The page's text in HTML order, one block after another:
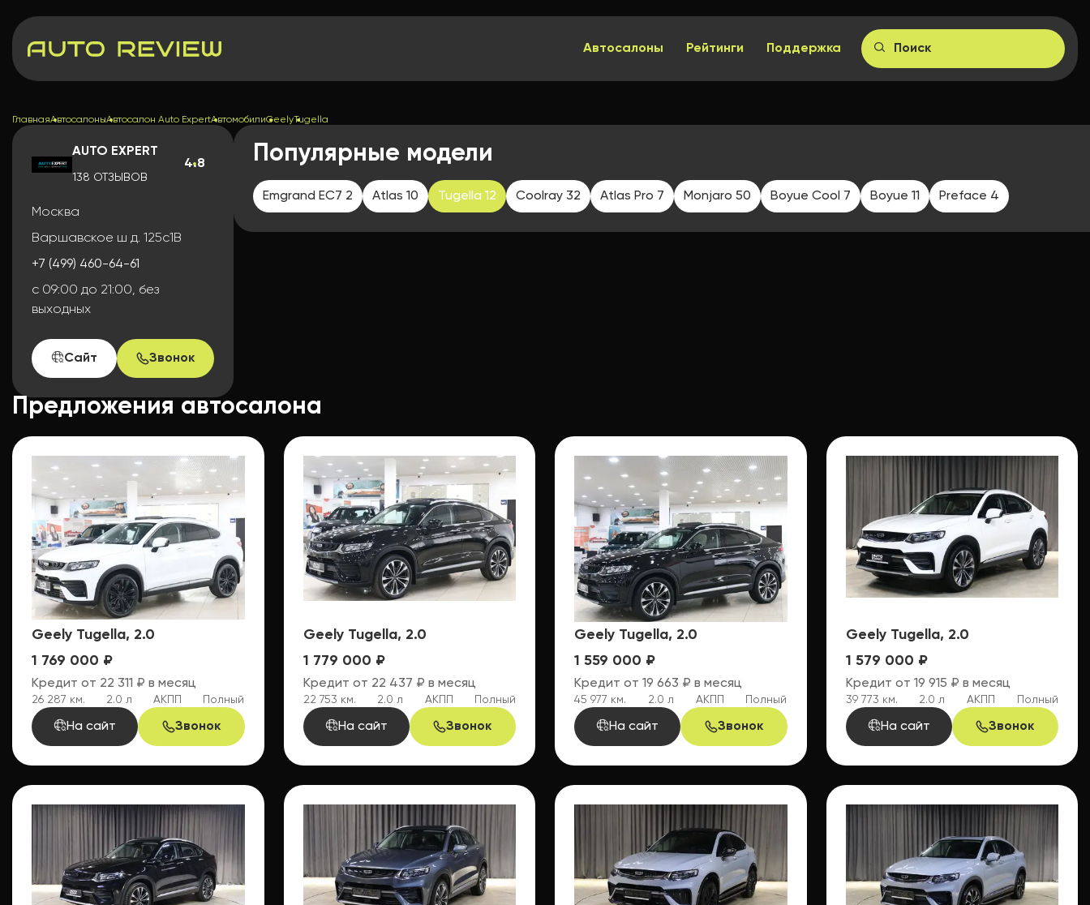
Автосалоны Рейтинги Поддержка
ГлавнаяАвтосалоныАвтосалон Auto ExpertАвтомобилиGeelyTugella
AUTO EXPERT
138 ОТЗЫВОВ
4.8
Москва
Варшавское ш д. 125с1В
+7 (499) 460-64-61
с 09:00 до 21:00, без
выходных
Сайт Звонок
Популярные модели
Emgrand EC7 2 Atlas 10 Tugella 12 Coolray 32 Atlas Pro 7 Monjaro 50 Boyue Cool 7 Boyue 11 Preface 4
Предложения автосалона
Geely Tugella, 2.0
1 769 000 ₽
Кредит от 22 311 ₽ в месяц
26 287 км. 2.0 л АКПП Полный
На сайт Звонок
Geely Tugella, 2.0
1 779 000 ₽
Кредит от 22 437 ₽ в месяц
22 753 км. 2.0 л АКПП Полный
На сайт Звонок
Geely Tugella, 2.0
1 559 000 ₽
Кредит от 19 663 ₽ в месяц
45 977 км. 2.0 л АКПП Полный
На сайт Звонок
Geely Tugella, 2.0
1 579 000 ₽
Кредит от 19 915 ₽ в месяц
39 773 км. 2.0 л АКПП Полный
На сайт Звонок